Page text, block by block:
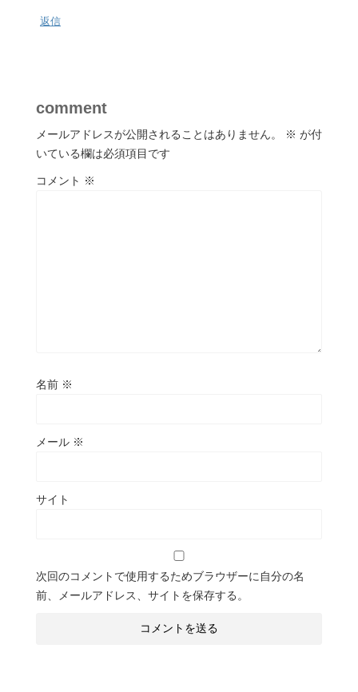
返信
comment
メールアドレスが公開されることはありません。 ※ が付
いている欄は必須項目です
コメント ※
名前 ※
メール ※
サイト
次回のコメントで使用するためブラウザーに自分の名
前、メールアドレス、サイトを保存する。